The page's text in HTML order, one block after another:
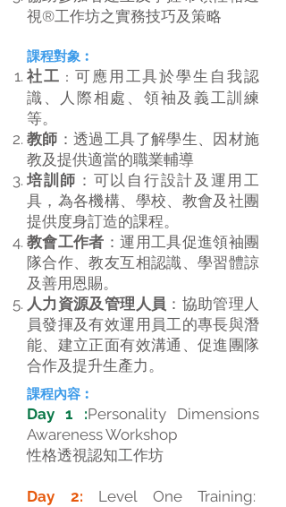
視®工作坊之實務技巧及策略
課程對象︰
社工 ： 可應用工具於學生自我認
識、人際相處、領袖及義工訓練
等。
教師 ：透過工具了解學生、因材施
教及提供適當的職業輔導
培訓師 ：可以自行設計及運用工
具，為各機構、學校、教會及社團
提供度身訂造的課程。
教會工作者 ：運用工具促進領袖團
隊合作、教友互相認識、學習體諒
及善用恩賜。
人力資源及管理人員 ：協助管理人
員發揮及有效運用員工的專長與潛
能、建立正面有效溝通、促進團隊
合作及提升生產力。
課程內容︰
Day 1 :Personality Dimensions
Awareness Workshop
性格透視認知工作坊
Day 2: Level One Training: